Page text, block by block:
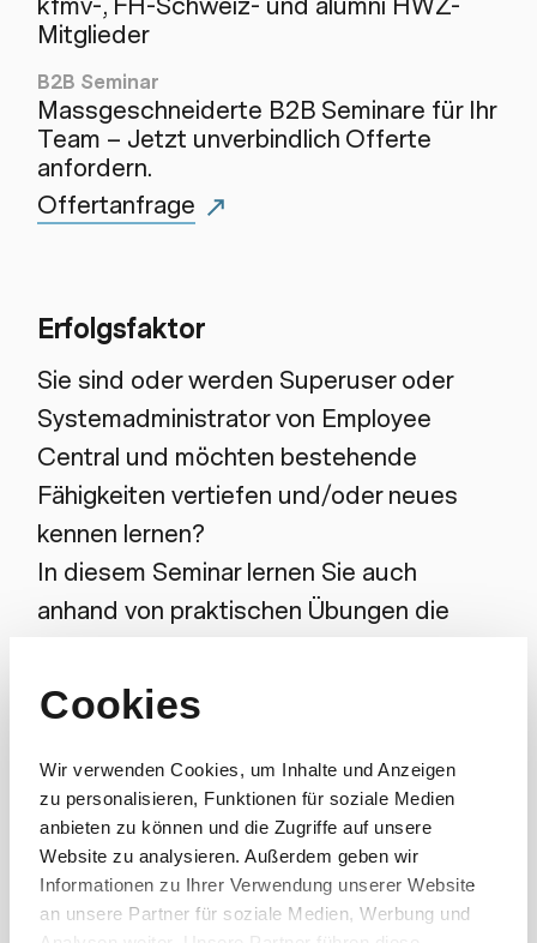
Cookies
Wir verwenden Cookies, um Inhalte und Anzeigen
zu personalisieren, Funktionen für soziale Medien
anbieten zu können und die Zugriffe auf unsere
Website zu analysieren. Außerdem geben wir
Informationen zu Ihrer Verwendung unserer Website
an unsere Partner für soziale Medien, Werbung und
Mitglieder
B2B Seminar
Massgeschneiderte B2B Seminare für Ihr
Team – Jetzt unverbindlich Offerte
anfordern.
Offertanfrage
Erfolgsfaktor
Sie sind oder werden Superuser oder
Systemadministrator von Employee
Central und möchten bestehende
Fähigkeiten vertiefen und/oder neues
kennen lernen?
In diesem Seminar lernen Sie auch
anhand von praktischen Übungen die
practice Prozesse kennen.
Schlüsselinhalte
Wichtige Superuser-Prozesse und
Admin-Tools kennen lernen und
vertiefen
Befähigung zur Selbstverwaltung von